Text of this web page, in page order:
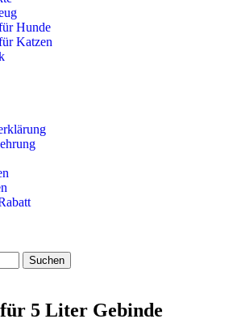
Hunde
Katzen
Suchen
5 Liter Gebinde